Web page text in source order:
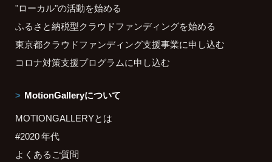
"ローカル"の活動を始める
ふるさと納税型クラウドファンディングを始める
東京都クラウドファンディング支援事業に申し込む
コロナ対策支援プログラムに申し込む
MotionGalleryについて
MOTIONGALLERYとは
#2020 年代
よくあるご質問